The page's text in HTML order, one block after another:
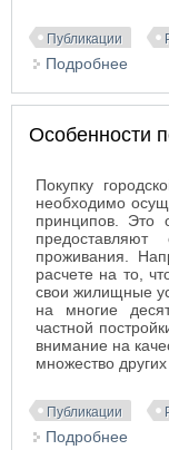
Публикации
Подробнее
Особенности
Покупку
необходимо
принципов. Это
проживания.
расчете на то,
свои жилищные
на многие
частной
внимание на
множество
Публикации
Подробнее